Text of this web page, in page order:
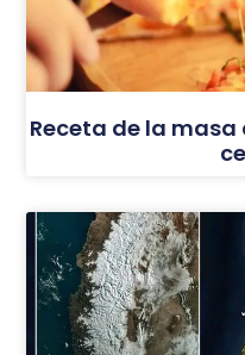
Receta de la masa